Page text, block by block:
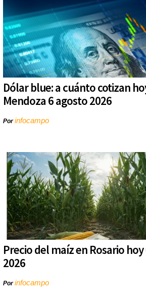
Dólar blue: a cuánto cotizan
Mendoza 6 agosto 2026
Porinfocampo
Precio del maíz en Rosario
2026
Porinfocampo